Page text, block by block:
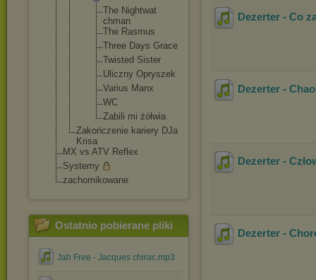
The Nightwat
chman
The Rasmus
Three Days Grace
Twisted Sister
Uliczny Opryszek
Varius Manx
WC
Zabili mi żółwia
Zakończenie kariery DJa
Krisa
MX vs ATV Reflex
Systemy
zachomikowane
Ostatnio pobierane pliki
Jah Free - Jacques chirac.mp3
Dezerter - Co
Dezerter -
Dezerter -
Dezerter -